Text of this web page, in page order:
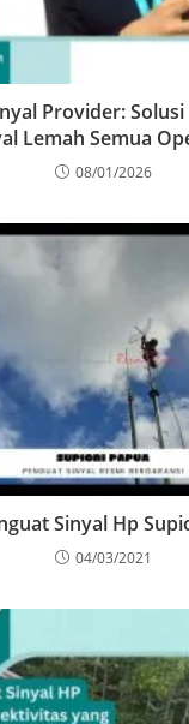
Provider:
Lemah Semua
08/01/2026
Sinyal Hp
04/03/2021